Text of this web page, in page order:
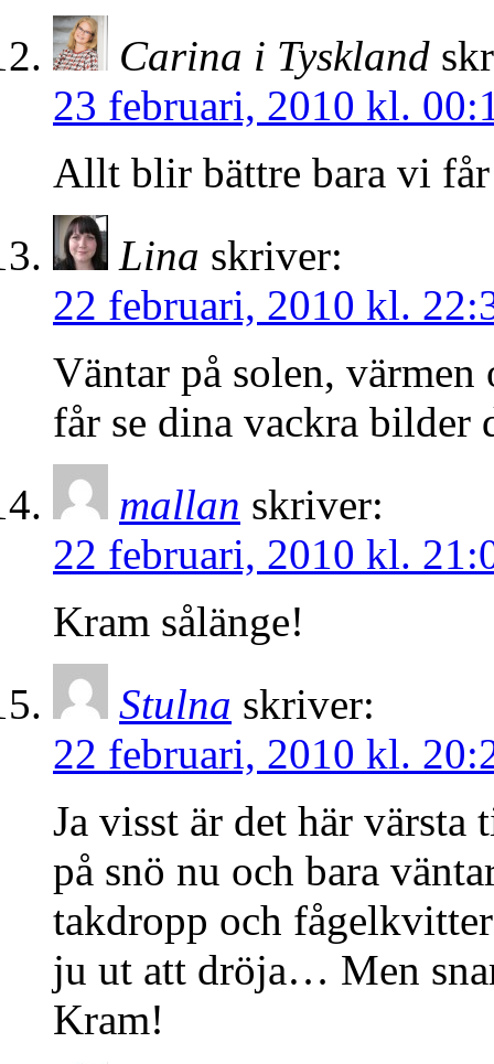
Carina i Tyskland
23 februari, 2010 kl.
Allt blir bättre bara vi
Lina skriver:
22 februari, 2010 kl.
Väntar på solen,
får se dina vackra bilder
mallan skriver:
22 februari, 2010 kl.
Kram sålänge!
Stulna skriver:
22 februari, 2010 kl.
Ja visst är det här
på snö nu och bara
takdropp och
ju ut att dröja… Men
Kram!